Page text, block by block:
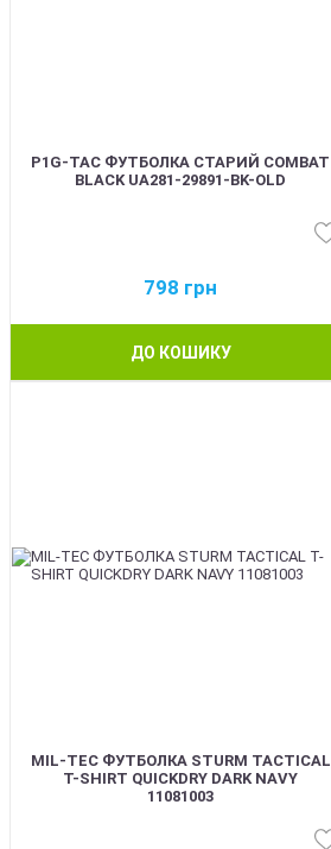
P1G-TAC ФУТБОЛКА СТАРИЙ COMBAT
BLACK UA281-29891-BK-OLD
798 грн
ДО КОШИКУ
MIL-TEC ФУТБОЛКА STURM TACTICAL
T-SHIRT QUICKDRY DARK NAVY
11081003